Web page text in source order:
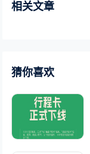
相关文章
猜你喜欢